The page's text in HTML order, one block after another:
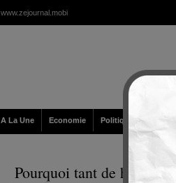
www.zejournal.mobi
A La Une Economie Politique /
Pourquoi tant de haine